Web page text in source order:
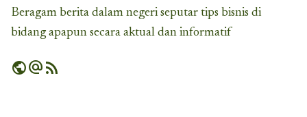
Beragam berita dalam negeri seputar tips bisnis di
bidang apapun secara aktual dan informatif
publicalternate_emailrss_feed